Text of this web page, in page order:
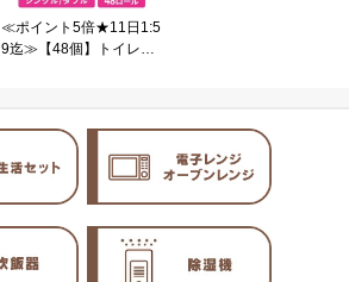
温め 解凍 グリル 新生活
MO-F1809 *
≪ポイント5倍★11日1:5
9迄≫【48個】トイレッ
ち トイレット4ロール 75
m 75m×4ロール 12個セ
ット 75m×12ロール 4個
セット紙クレシア ダブル